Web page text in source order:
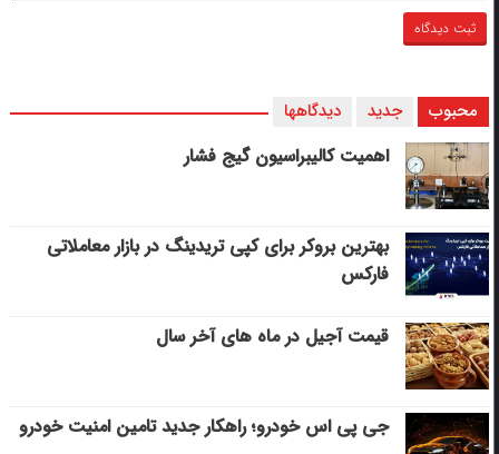
محبوب جدید دیدگاهها
اهمیت کالیبراسیون گیج فشار
بهترین بروکر برای کپی‌ تریدینگ در بازار معاملاتی
فارکس
قیمت آجیل در ماه های آخر سال
جی پی اس خودرو؛ راهکار جدید تامین امنیت خودرو